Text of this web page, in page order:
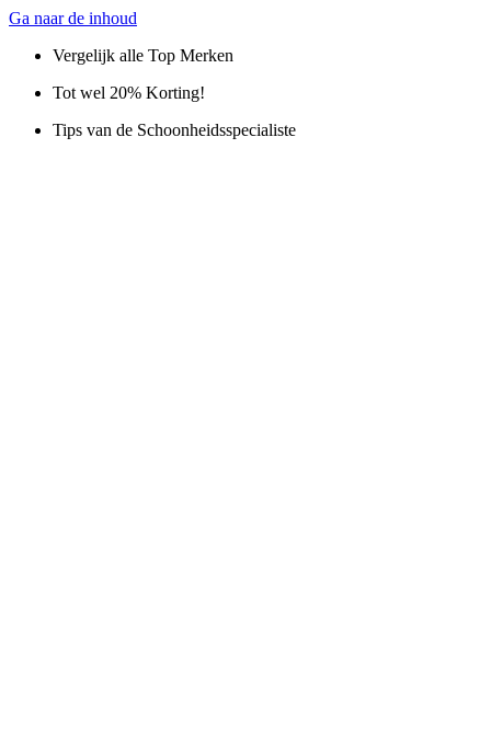
Ga naar de inhoud
Vergelijk alle Top Merken
Tot wel 20% Korting!
Tips van de Schoonheidsspecialiste